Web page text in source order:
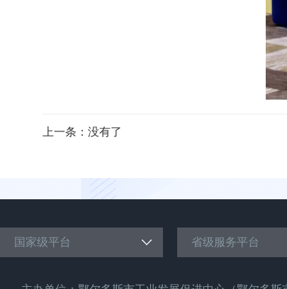
上一条：没有了
国家级平台 省级服务平台